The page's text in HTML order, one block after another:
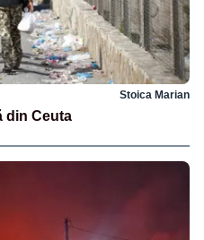
Stoica Marian
din Ceuta